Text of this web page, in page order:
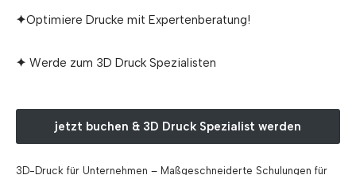
✦Optimiere Drucke mit Expertenberatung!
✦ Werde zum 3D Druck Spezialisten
jetzt buchen & 3D Druck Spezialist werden
3D-Druck für Unternehmen – Maßgeschneiderte Schulungen für